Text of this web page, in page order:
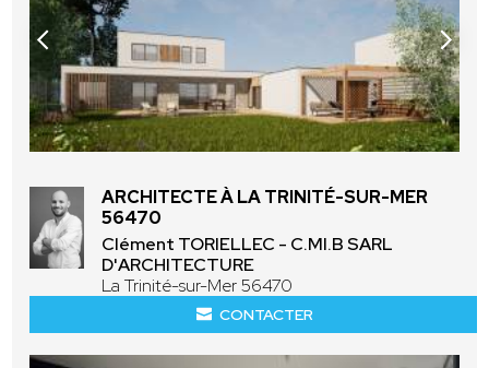
ARCHITECTE À LA TRINITÉ-SUR-MER
56470
Clément TORIELLEC - C.MI.B SARL
D'ARCHITECTURE
La Trinité-sur-Mer 56470
CONTACTER